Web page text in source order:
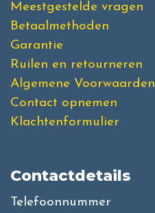
Meestgestelde vragen
Betaalmethoden
Garantie
Ruilen en retourneren
Algemene Voorwaarden
Contact opnemen
Klachtenformulier
Contactdetails
Telefoonnummer